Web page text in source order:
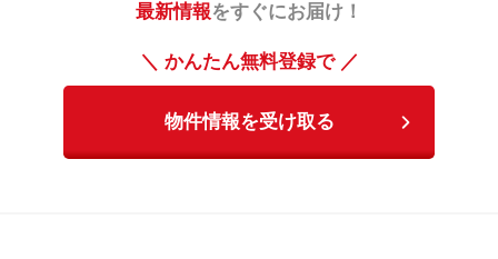
最新情報をすぐにお届け！
＼ かんたん無料登録で ／
物件情報を受け取る